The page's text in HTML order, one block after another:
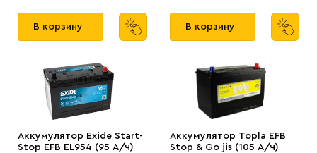
В корзину В корзину
Аккумулятор Exide Start-
Stop EFB EL954 (95 А/ч)
Аккумулятор Topla EFB
Stop & Go jis (105 А/ч)